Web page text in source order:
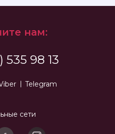
нам:
535 98 13
Telegram
сети